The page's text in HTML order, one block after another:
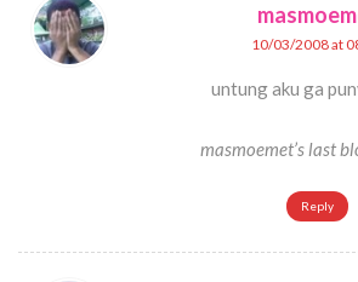
10/03/2008 at
untung aku ga
masmoemet’s last
Reply